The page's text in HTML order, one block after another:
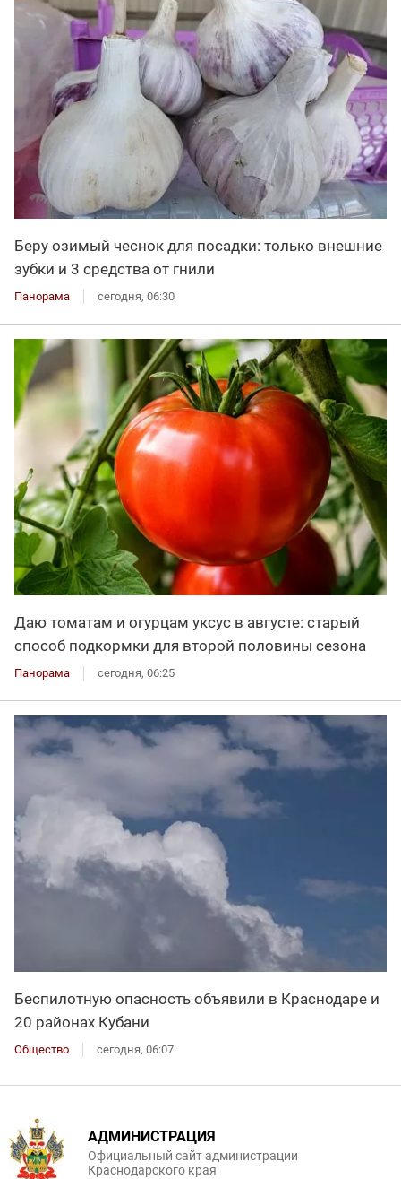
Беру озимый чеснок для посадки: только внешние
зубки и 3 средства от гнили
Панорама сегодня, 06:30
Даю томатам и огурцам уксус в августе: старый
способ подкормки для второй половины сезона
Панорама сегодня, 06:25
Беспилотную опасность объявили в Краснодаре и
20 районах Кубани
Общество сегодня, 06:07
АДМИНИСТРАЦИЯ
Официальный сайт администрации
Краснодарского края